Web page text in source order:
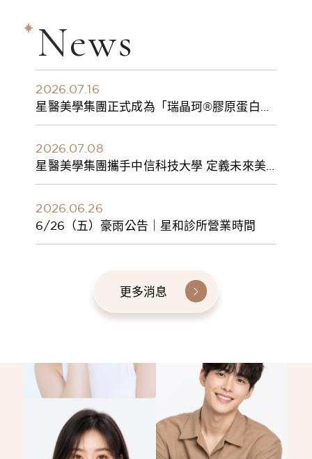
News
2026.07.16
星醫美學集團正式成為「瑞晶珂®膠原蛋白植
入劑」台灣獨家總代理
2026.07.08
星醫美學集團攜手中信科技大學 定義未來美
學人才新標準 建構健康美學產學共育模式 串
2026.06.26
6/26（五）豪雨公告｜星和診所營業時間
更多消息